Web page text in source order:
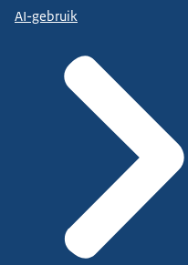
AI-gebruik